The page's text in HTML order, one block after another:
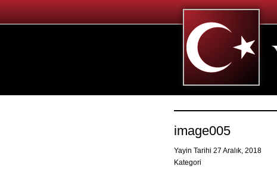
image005
Yayin Tarihi 27 Aralık, 2018
Kategori